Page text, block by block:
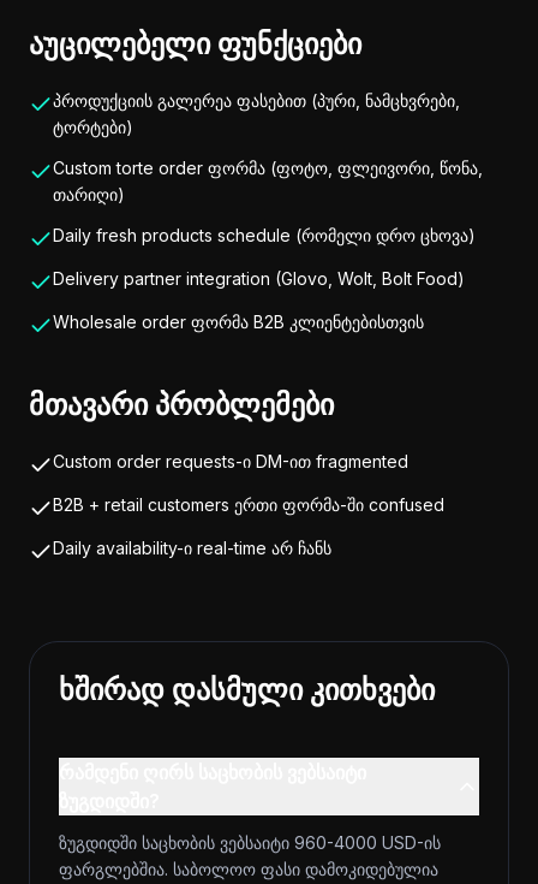
აუცილებელი ფუნქციები
პროდუქციის გალერეა ფასებით (პური, ნამცხვრები,
ტორტები)
Custom torte order ფორმა (ფოტო, ფლეივორი, წონა,
თარიღი)
Daily fresh products schedule (რომელი დრო ცხოვა)
Delivery partner integration (Glovo, Wolt, Bolt Food)
Wholesale order ფორმა B2B კლიენტებისთვის
მთავარი პრობლემები
Custom order requests-ი DM-ით fragmented
B2B + retail customers ერთი ფორმა-ში confused
Daily availability-ი real-time არ ჩანს
ხშირად დასმული კითხვები
ზუგდიდში საცხობის ვებსაიტი 960-4000 USD-ის
ფარგლებშია. საბოლოო ფასი დამოკიდებულია